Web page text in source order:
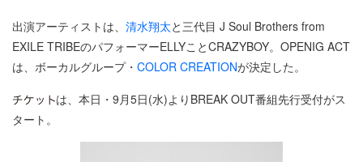
出演アーティストは、 清水翔太と三代目 J Soul Brothers from
EXILE TRIBEのパフォーマーELLYことCRAZYBOY。OPENIG ACT
は、ボーカルグループ・ COLOR CREATIONが決定した。
は、本日・9月5日(水)よりBREAK OUT番組先行受付がス
タート。